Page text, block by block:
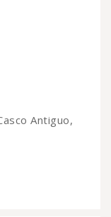
Antiguo,